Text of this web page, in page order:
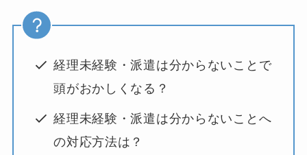
経理未経験・派遣は分からないことで
頭がおかしくなる？
経理未経験・派遣は分からないことへ
の対応方法は？